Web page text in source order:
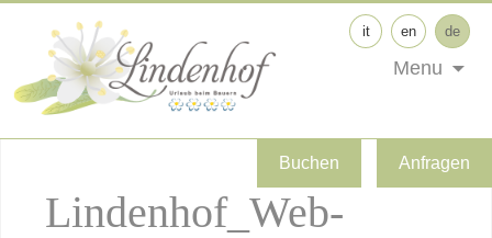
Buchen Anfragen
it en de
Menu
Lindenhof_Web-